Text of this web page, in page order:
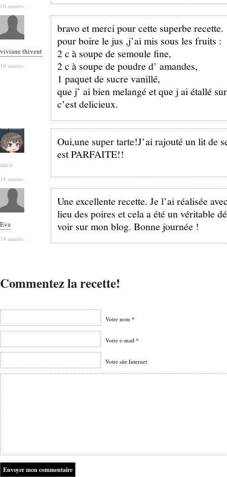
16 années .
viviane thivent
16 années .
bravo et merci pour cette superbe recette.
pour boire le jus ,j’ai mis sous les fruits :
2 c à soupe de semoule fine,
2 c à soupe de poudre d’ amandes,
1 paquet de sucre vanillé,
que j’ ai bien melangé et que j ai étallé
c’est delicieux.
anca
14 années .
Oui,une super tarte!J’ai rajouté un lit de
est PARFAITE!!
Eva
14 années .
Une excellente recette. Je l’ai réalisée
lieu des poires et cela a été un véritable
voir sur mon blog. Bonne journée !
Commentez la recette!
Votre nom *
Votre e-mail *
Votre site Internet